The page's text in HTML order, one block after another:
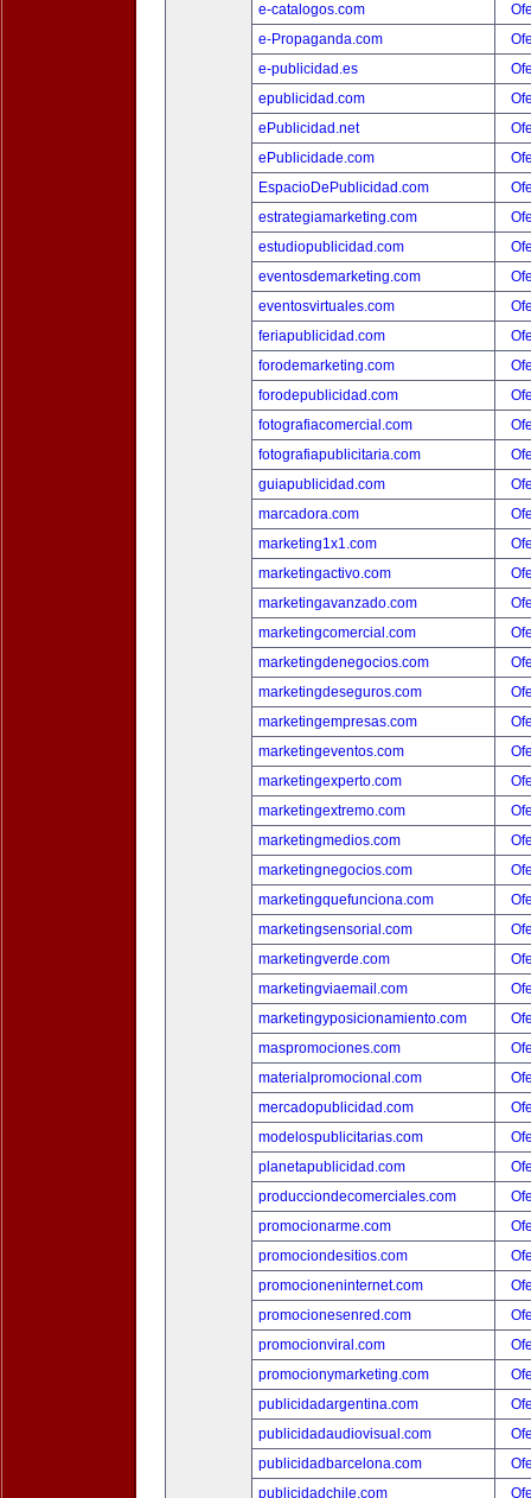
e-catalogos.com
e-Propaganda.com
e-publicidad.es
epublicidad.com
ePublicidad.net
ePublicidade.com
EspacioDePublicidad.com
estrategiamarketing.com
estudiopublicidad.com
eventosdemarketing.com
eventosvirtuales.com
feriapublicidad.com
forodemarketing.com
forodepublicidad.com
fotografiacomercial.com
fotografiapublicitaria.com
guiapublicidad.com
marcadora.com
marketing1x1.com
marketingactivo.com
marketingavanzado.com
marketingcomercial.com
marketingdenegocios.com
marketingdeseguros.com
marketingempresas.com
marketingeventos.com
marketingexperto.com
marketingextremo.com
marketingmedios.com
marketingnegocios.com
marketingquefunciona.com
marketingsensorial.com
marketingverde.com
marketingviaemail.com
marketingyposicionamiento.com
maspromociones.com
materialpromocional.com
mercadopublicidad.com
modelospublicitarias.com
planetapublicidad.com
producciondecomerciales.com
promocionarme.com
promociondesitios.com
promocioneninternet.com
promocionesenred.com
promocionviral.com
promocionymarketing.com
publicidadargentina.com
publicidadaudiovisual.com
publicidadbarcelona.com
publicidadchile.com